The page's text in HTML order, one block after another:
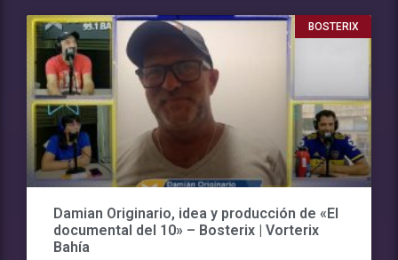
BOSTERIX
Damian Originario, idea y producción de «El
documental del 10» – Bosterix | Vorterix
Bahía